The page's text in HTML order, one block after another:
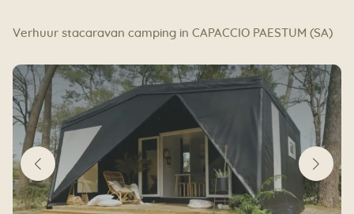
Verhuur stacaravan camping in CAPACCIO PAESTUM (SA)